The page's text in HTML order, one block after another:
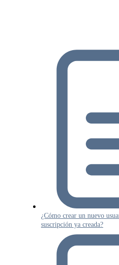
¿Cómo crear un nuevo
suscripción ya creada?